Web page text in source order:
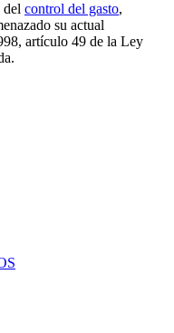
del control del gasto,
su actual
artículo 49 de la Ley